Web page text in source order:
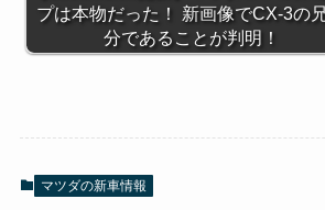
プは本物だった！ 新画像でCX-3の
分であることが判明！
マツダの新車情報